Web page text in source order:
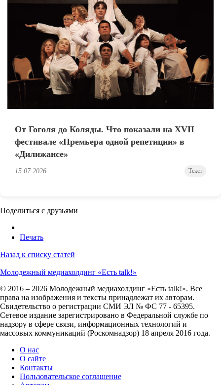
От Гоголя до Коляды. Что показали на XVII
фестивале «Премьера одной репетиции» в
«Дилижансе»
15.07.2026 Текст
Поделиться с друзьями
Печать
Назад к списку статей
Молодежный медиахолдинг «Есть talk!»
© 2016 – 2026 Молодежный медиахолдинг «Есть talk!». Все
права на изображения и тексты принадлежат их авторам.
Свидетельство о регистрации СМИ ЭЛ № ФС 77 - 65395.
Сетевое издание зарегистрировано в Федеральной службе по
надзору в сфере связи, информационных технологий и
массовых коммуникаций (Роскомнадзор) 18 апреля 2016 года.
О нас
О сайте
Контакты
Пользовательское соглашение